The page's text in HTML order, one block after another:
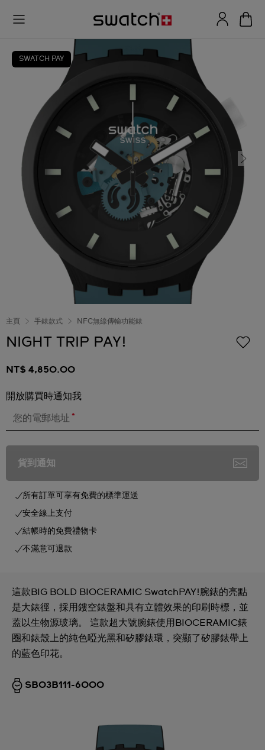
SWATCH PAY
主頁 手錶款式 NFC無線傳輸功能錶
NIGHT TRIP PAY!
NT$ 4,850.00
開放購買時通知我
您的電郵地址 *
貨到通知
所有訂單可享有免費的標準運送
安全線上支付
結帳時的免費禮物卡
不滿意可退款
這款BIG BOLD BIOCERAMIC SwatchPAY!腕錶的亮點
是大錶徑，採用鏤空錶盤和具有立體效果的印刷時標，並
蓋以生物源玻璃。 這款超大號腕錶使用BIOCERAMIC錶
圈和錶殼上的純色啞光黑和矽膠錶環，突顯了矽膠錶帶上
的藍色印花。
SB03B111-6000